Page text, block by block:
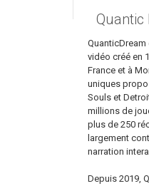
Quantic
vidéo créé en
France et à
uniques
Souls et
millions de
plus de 250
largement
narration
Depuis 2019,